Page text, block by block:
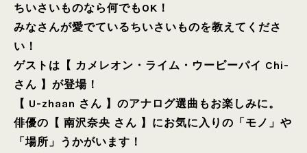
ちいさいものなら何でもOK！
みなさんが愛でているちいさいものを教えてくださ
い！
ゲストは【 カメレオン・ライム・ウーピーパイ Chi-
さん 】が登場！
【 U-zhaan さん 】のアナログ選曲もお楽しみに。
俳優の【 南沢奈央 さん 】にお気に入りの「モノ」や
「場所」うかがいます！